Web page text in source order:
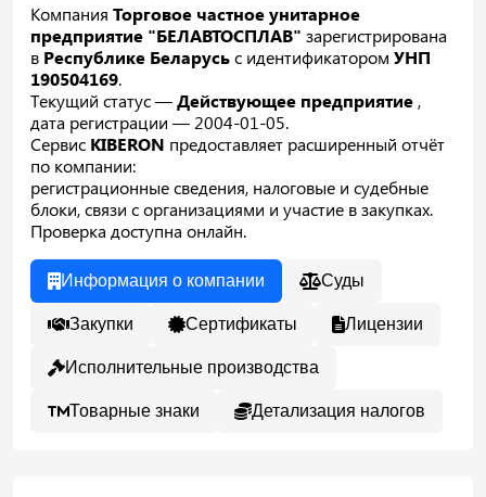
Компания Торговое частное унитарное
предприятие "БЕЛАВТОСПЛАВ" зарегистрирована
в Республике Беларусьс идентификатором УНП
190504169.
Текущий статус —Действующее предприятие ,
дата регистрации — 2004-01-05.
Сервис KIBERON предоставляет расширенный отчёт
по компании:
регистрационные сведения, налоговые и судебные
блоки, связи с организациями и участие в закупках.
Проверка доступна онлайн.
Информация о компании Суды
Закупки Сертификаты Лицензии
Исполнительные производства
Товарные знаки Детализация налогов